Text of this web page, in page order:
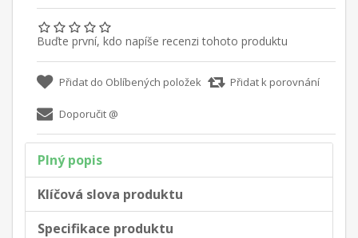
Buďte první, kdo napíše recenzi tohoto produktu
Plný popis
Klíčová slova produktu
Specifikace produktu